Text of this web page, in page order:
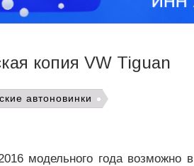
копия VW Tiguan
автоновинки
модельного года возможно в